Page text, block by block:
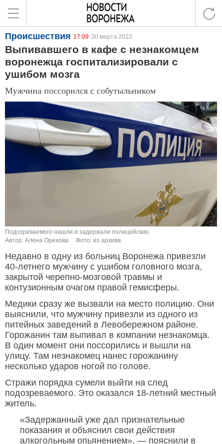
Происшествия 17:09 30 марта 2022
Выпивавшего в кафе с незнакомцем
воронежца госпитализировали с
ушибом мозга
Мужчина поссорился с собутыльником
Подозреваемого нашли и задержали полицейские.
Автор: Алена Орехова.
Фото: из архива.
Недавно в одну из больниц Воронежа привезли
40-летнего мужчину с ушибом головного мозга,
закрытой черепно-мозговой травмы и
контузионным очагом правой гемисферы.
Медики сразу же вызвали на место полицию. Они
выяснили, что мужчину привезли из одного из
питейных заведений в Левобережном районе.
Горожанин там выпивал в компании незнакомца.
В один момент они поссорились и вышли на
улицу. Там незнакомец нанес горожанину
несколько ударов ногой по голове.
Стражи порядка сумели выйти на след
подозреваемого. Это оказался 18-летний местный
житель.
«Задержанный уже дал признательные
показания и объяснил свои действия
алкогольным опьянением», — пояснили в